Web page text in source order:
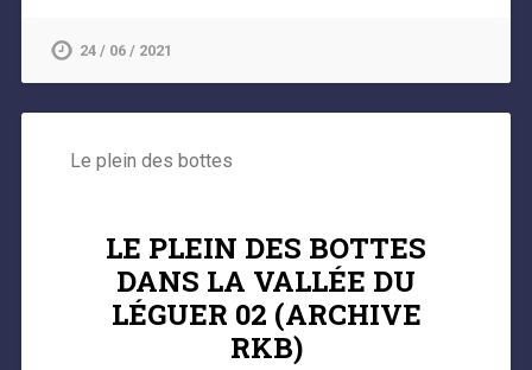
24 / 06 / 2021
Le plein des bottes
LE PLEIN DES BOTTES
DANS LA VALLÉE DU
LÉGUER 02 (ARCHIVE
RKB)